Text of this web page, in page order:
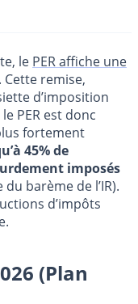
le PER affiche une
. Cette remise,
d’imposition
PER est donc
fortement
45% de
imposés
barème de l’IR).
d’impôts
(Plan